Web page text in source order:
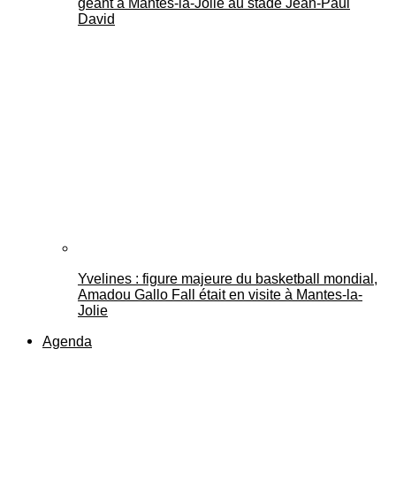
géant à Mantes-la-Jolie au stade Jean-Paul
David
Yvelines : figure majeure du basketball mondial,
Amadou Gallo Fall était en visite à Mantes-la-
Jolie
Agenda